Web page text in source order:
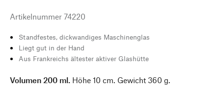
Artikelnummer 74220
Standfestes, dickwandiges Maschinenglas
Liegt gut in der Hand
Aus Frankreichs ältester aktiver Glashütte
Volumen 200 ml. Höhe 10 cm. Gewicht 360 g.